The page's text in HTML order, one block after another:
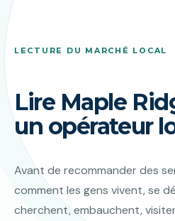
LECTURE DU MARCHÉ LOCAL
Lire Maple
un opérateur
Avant de recommander des
comment les gens vivent, se
cherchent, embauchent,